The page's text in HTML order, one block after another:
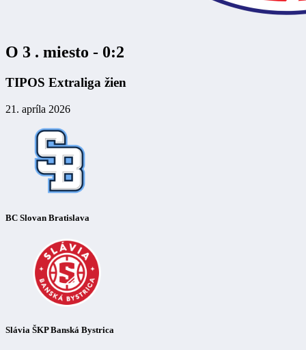
O 3 . miesto - 0:2
TIPOS Extraliga žien
21. apríla 2026
BC Slovan Bratislava
Slávia ŠKP Banská Bystrica